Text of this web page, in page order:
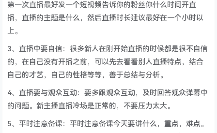
第一次直播最好发一个短视频告诉你的粉丝你什么时间开直
播，直播的主题是什么，然后直播时长建议最好在一个小时以
上。
3、直播中要自信：很多新人在刚开始直播的时候都是很不自信
的，在自己没有开播之前，可以先去看看别人直播特点，结合
自己的才艺，自己的性格等等，善于总结与分析。
4、直播要与观众互动：要多跟观众互动，及时回答观众弹幕中
的问题。新主播直播冷场是正常的，不要压力太大。
5、平时注意备课：平时注意备课今天要讲什么，重点，难点。